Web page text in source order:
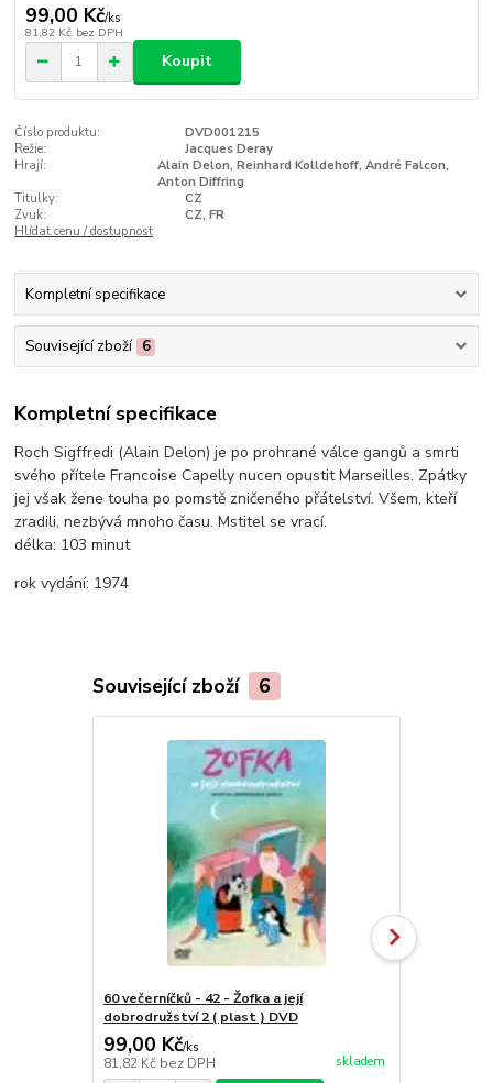
99,00 Kč/ks
81,82 Kč bez DPH
Koupit
Číslo produktu:
DVD001215
Režie:
Jacques Deray
Hrají:
Alain Delon, Reinhard Kolldehoff, André Falcon,
Anton Diffring
Titulky:
CZ
Zvuk:
CZ, FR
Hlídat cenu / dostupnost
Kompletní specifikace
Související zboží 6
Kompletní specifikace
Roch Sigffredi (Alain Delon) je po prohrané válce gangů a smrti
svého přítele Francoise Capelly nucen opustit Marseilles. Zpátky
jej však žene touha po pomstě zničeného přátelství. Všem, kteří
zradili, nezbývá mnoho času. Mstitel se vrací.
délka: 103 minut
rok vydání: 1974
Související zboží 6
60 večerníčků - 42 - Žofka a její
dobrodružství 2 ( plast ) DVD
99,00 Kč/ks
81,82 Kč bez DPH skladem